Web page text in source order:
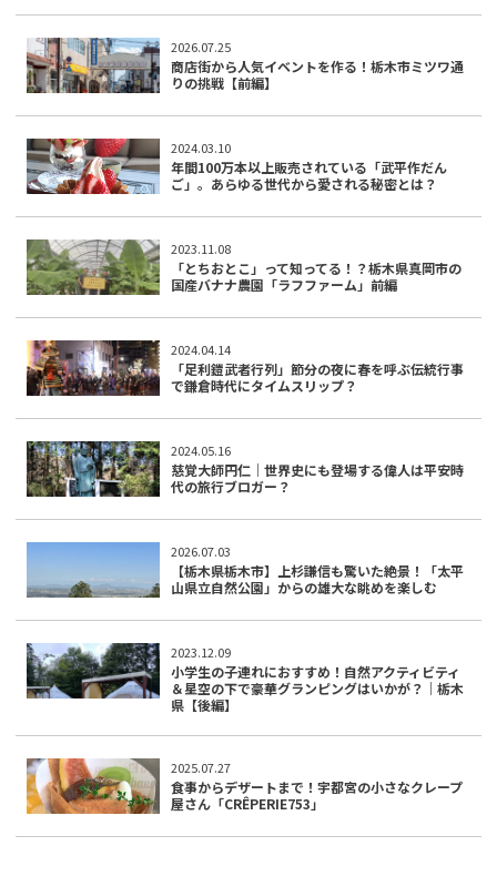
2026.07.25
商店街から人気イベントを作る！栃木市ミツワ通
りの挑戦【前編】
2024.03.10
年間100万本以上販売されている「武平作だん
ご」。あらゆる世代から愛される秘密とは？
2023.11.08
「とちおとこ」って知ってる！？栃木県真岡市の
国産バナナ農園「ラフファーム」前編
2024.04.14
「足利鎧武者行列」節分の夜に春を呼ぶ伝統行事
で鎌倉時代にタイムスリップ？
2024.05.16
慈覚大師円仁｜世界史にも登場する偉人は平安時
代の旅行ブロガー？
2026.07.03
【栃木県栃木市】上杉謙信も驚いた絶景！「太平
山県立自然公園」からの雄大な眺めを楽しむ
2023.12.09
小学生の子連れにおすすめ！自然アクティビティ
＆星空の下で豪華グランピングはいかが？｜栃木
県【後編】
2025.07.27
食事からデザートまで！宇都宮の小さなクレープ
屋さん「CRÊPERIE753」